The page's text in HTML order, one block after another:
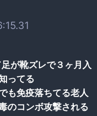
が靴ズレで３ヶ月入
ってる
も免疫落ちてる老人
のコンボ攻撃される